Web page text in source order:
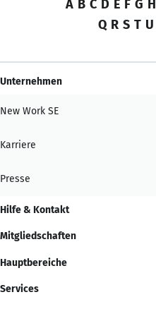
A B C D E F G H
Q R S T U
Unternehmen
New Work SE
Karriere
Presse
Hilfe & Kontakt
Mitgliedschaften
Hauptbereiche
Services